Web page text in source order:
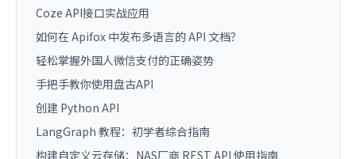
Coze API接口实战应用
如何在 Apifox 中发布多语言的 API 文档？
轻松掌握外国人微信支付的正确姿势
手把手教你使用盘古API
创建 Python API
LangGraph 教程：初学者综合指南
构建自定义云存储：NAS厂商 REST API 使用指南